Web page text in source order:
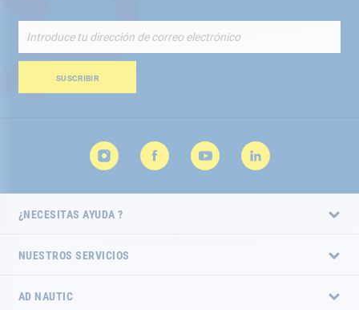
nuestro
de
SUSCRIBIR
¿NECESITAS AYUDA ?
NUESTROS SERVICIOS
AD NAUTIC